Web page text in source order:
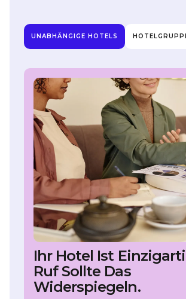
UNABHÄNGIGE HOTELS
Ihr Hotel Ist
Ruf Sollte Das
Widerspiegeln.